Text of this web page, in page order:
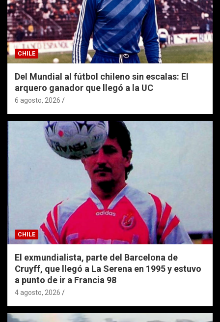
CHILE
Del Mundial al fútbol chileno sin escalas: El
arquero ganador que llegó a la UC
6 agosto, 2026
CHILE
El exmundialista, parte del Barcelona de
Cruyff, que llegó a La Serena en 1995 y estuvo
a punto de ir a Francia 98
4 agosto, 2026